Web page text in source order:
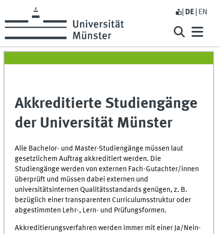
DE EN
Akkreditierte Studiengänge
der Universität Münster
Alle Bachelor- und Master-Studiengänge müssen laut
gesetzlichem Auftrag akkreditiert werden. Die
Studiengänge werden von externen Fach-Gutachter/innen
überprüft und müssen dabei externen und
universitätsinternen Qualitätsstandards genügen, z. B.
bezüglich einer transparenten Curriculumsstruktur oder
abgestimmten Lehr-, Lern- und Prüfungsformen.
Akkreditierungsverfahren werden immer mit einer Ja/Nein-